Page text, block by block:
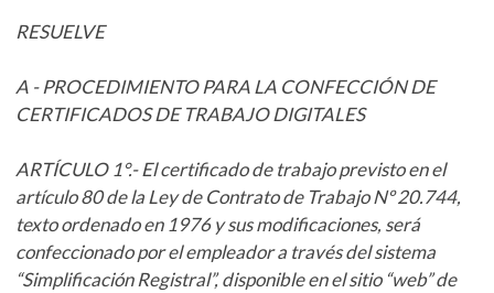
RESUELVE
A - PROCEDIMIENTO PARA LA CONFECCIÓN DE
CERTIFICADOS DE TRABAJO DIGITALES
ARTÍCULO 1°.- El certificado de trabajo previsto en el
artículo 80 de la Ley de Contrato de Trabajo Nº 20.744,
texto ordenado en 1976 y sus modificaciones, será
confeccionado por el empleador a través del sistema
“Simplificación Registral”, disponible en el sitio “web” de